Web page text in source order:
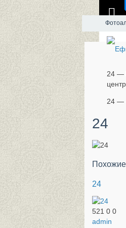
24 —
центр
24 —
24
24
521 0 0
admin